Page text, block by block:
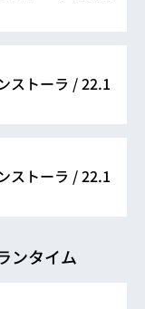
ストーラ / 22.1
ストーラ / 22.1
ンタイム